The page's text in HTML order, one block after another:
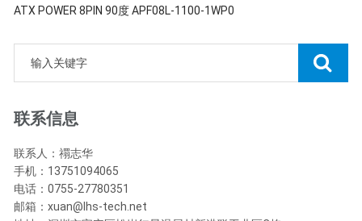
ATX POWER 8PIN 90度 APF08L-1100-1WP0
联系信息
联系人：禤志华
手机：13751094065
电话：0755-27780351
邮箱：xuan@lhs-tech.net